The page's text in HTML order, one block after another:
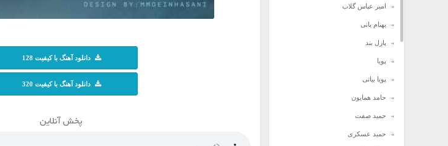
امیر عباس گلاب
بهنام بانی
پازل بند
پویا
پویا بیاتی
حامد همایون
حمید صفت
حمید عسکری
دانلود آهنگ با کیفیت 128
دانلود آهنگ با کیفیت 320
پخش آنلاین